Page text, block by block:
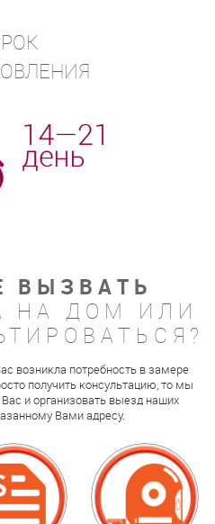
ВЫЗВАТЬ
НА ДОМ ИЛИ
возникла потребность в замере
получить консультацию, то мы
и организовать выезд наших
Вами адресу.